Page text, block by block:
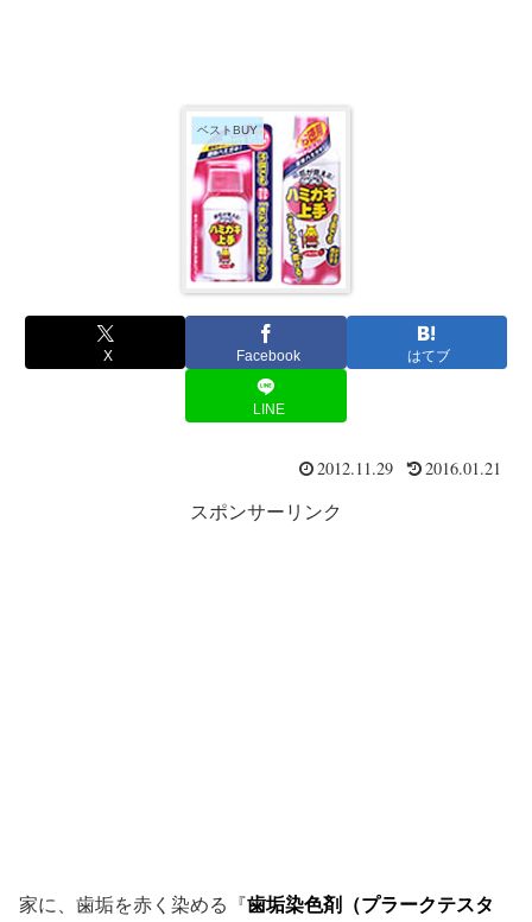
ベストBUY
X Facebook はてブ
LINE
2012.11.29 2016.01.21
スポンサーリンク
家に、歯垢を赤く染める『歯垢染色剤（プラークテスタ